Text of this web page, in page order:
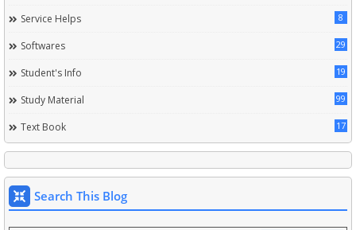
Service Helps 8
Softwares 29
Student's Info 19
Study Material 99
Text Book 17
Search This Blog